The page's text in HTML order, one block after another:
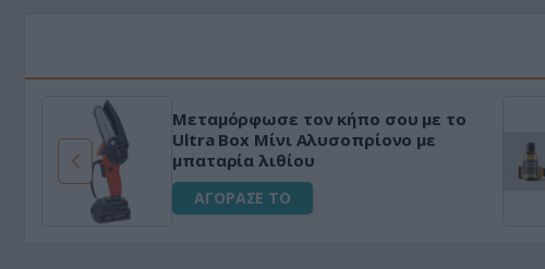
Μεταμόρφωσε τον κήπο σου με το
Ultra Box Μίνι Αλυσοπρίονο με
μπαταρία λιθίου
ΑΓΟΡΑΣΕ ΤΟ